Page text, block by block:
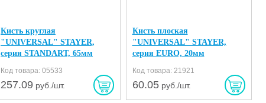
Кисть круглая
"UNIVERSAL" STAYER,
серия STANDART, 65мм
Код товара: 05533
257.09 руб./шт.
Кисть плоская
"UNIVERSAL" STAYER,
серия EURO, 20мм
Код товара: 21921
60.05руб./шт.